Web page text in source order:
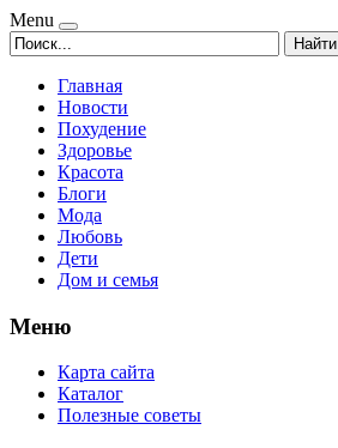
Menu
Найти
Главная
Новости
Похудение
Здоровье
Красота
Блоги
Мода
Любовь
Дети
Дом и семья
Меню
Карта сайта
Каталог
Полезные советы